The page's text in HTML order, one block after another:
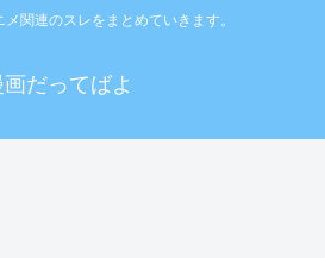
関連のスレをまとめていきます。
だってばよ